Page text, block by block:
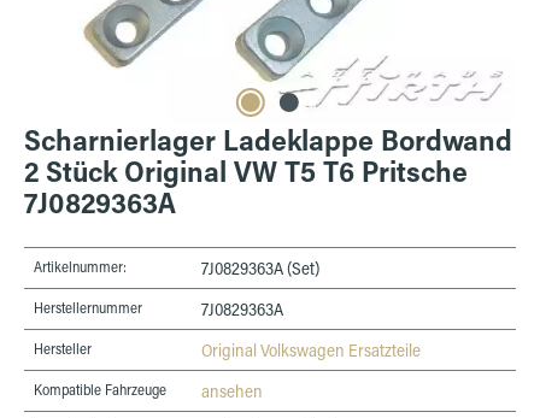
Scharnierlager Ladeklappe Bordwand
2 Stück Original VW T5 T6 Pritsche
7J0829363A
Artikelnummer: 7J0829363A (Set)
Herstellernummer 7J0829363A
Hersteller Original Volkswagen Ersatzteile
Kompatible Fahrzeuge ansehen